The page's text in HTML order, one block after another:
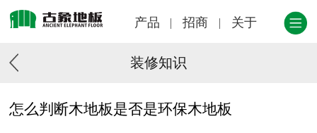
产品 招商 关于
装修知识
怎么判断木地板是否是环保木地板